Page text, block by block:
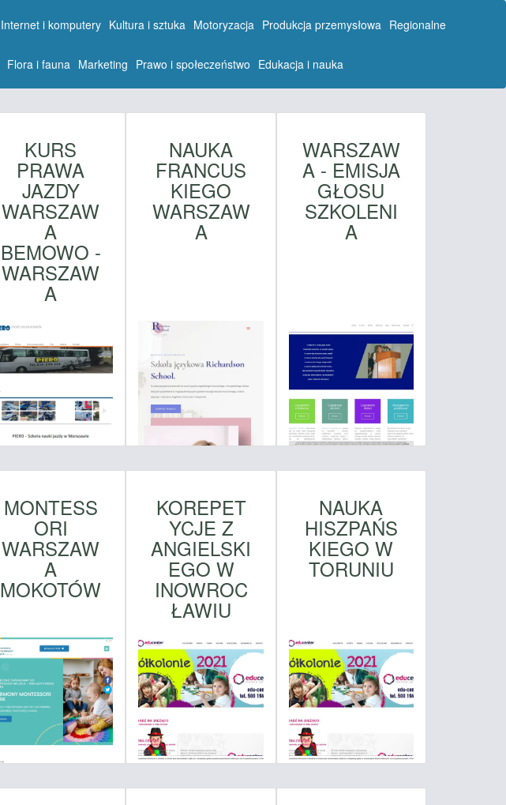
Internet i komputery Kultura i sztuka Motoryzacja Produkcja przemysłowa Regionalne
Flora i fauna Marketing Prawo i społeczeństwo Edukacja i nauka
KURS
PRAWA
JAZDY
WARSZAW
A
BEMOWO -
WARSZAW
A
NAUKA
FRANCUS
KIEGO
WARSZAW
A
WARSZAW
A - EMISJA
GŁOSU
SZKOLENI
A
MONTESS
ORI
WARSZAW
A
MOKOTÓW
KOREPET
YCJE Z
ANGIELSKI
EGO W
INOWROC
ŁAWIU
NAUKA
HISZPAŃS
KIEGO W
TORUNIU